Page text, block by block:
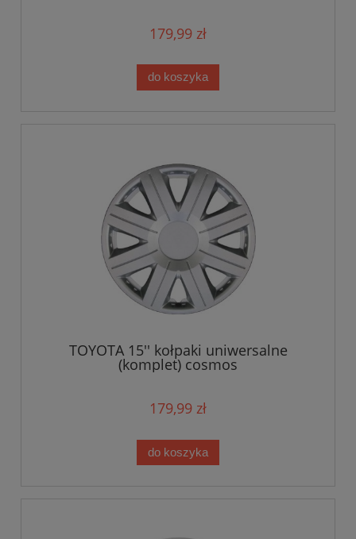
179,99 zł
do koszyka
TOYOTA 15'' kołpaki uniwersalne
(komplet) cosmos
179,99 zł
do koszyka